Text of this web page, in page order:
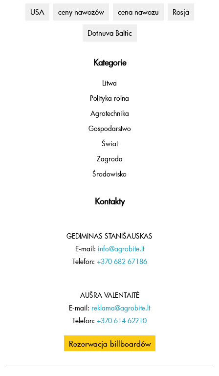
USA ceny nawozów cena nawozu Rosja
Dotnuva Baltic
Kategorie
Litwa
Polityka rolna
Agrotechnika
Gospodarstwo
Świat
Zagroda
Środowisko
Kontakty
GEDIMINAS STANIŠAUSKAS
E-mail: info@agrobite.lt
Telefon: +370 682 67186
AUŠRA VALENTAITĖ
E-mail: reklama@agrobite.lt
Telefon: +370 614 62210
Rezerwacja billboardów